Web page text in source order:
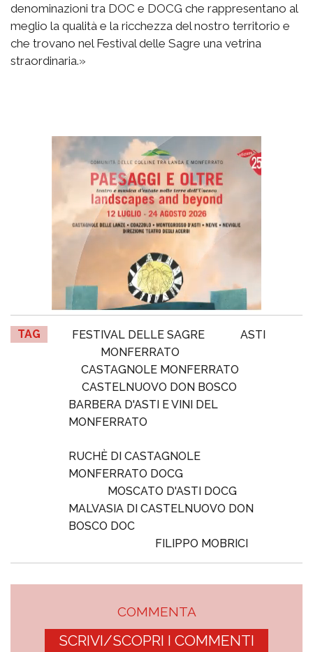
denominazioni tra DOC e DOCG che rappresentano al
meglio la qualità e la ricchezza del nostro territorio e
che trovano nel Festival delle Sagre una vetrina
straordinaria.»
TAG FESTIVAL DELLE SAGRE
ASTI
MONFERRATO
CASTAGNOLE MONFERRATO
CASTELNUOVO DON BOSCO
BARBERA D'ASTI E VINI DEL
MONFERRATO
RUCHÈ DI CASTAGNOLE
MONFERRATO DOCG
MOSCATO D'ASTI DOCG
MALVASIA DI CASTELNUOVO DON
BOSCO DOC
FILIPPO MOBRICI
COMMENTA
SCRIVI/SCOPRI I COMMENTI